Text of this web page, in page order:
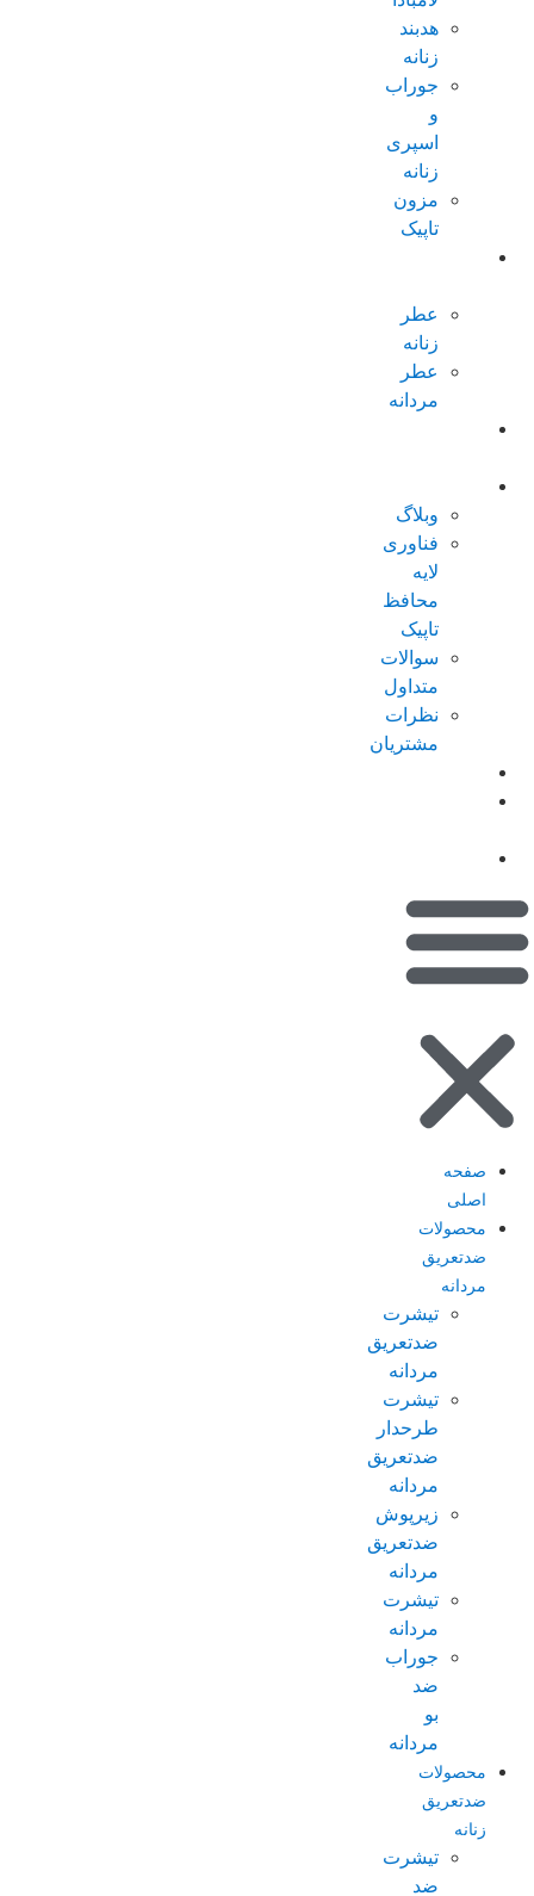
هدبند
زنانه
جوراب
و
اسپری
زنانه
مزون
تاپیک
عطر
زنانه
عطر
مردانه
وبلاگ
فناوری
لایه
محافظ
تاپیک
سوالات
متداول
نظرات
مشتریان
صفحه
اصلی
محصولات
ضدتعریق
مردانه
تیشرت
ضدتعریق
مردانه
تیشرت
طرحدار
ضدتعریق
مردانه
زیرپوش
ضدتعریق
مردانه
تیشرت
مردانه
جوراب
ضد
بو
مردانه
محصولات
ضدتعریق
زنانه
تیشرت
ضد